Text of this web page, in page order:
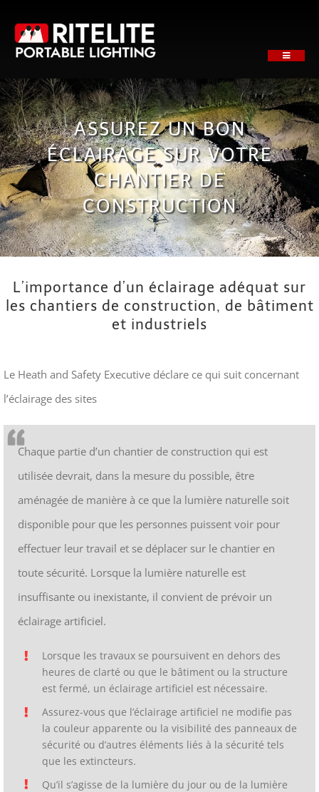
content
Toggle
NOTRE SOCIÉTÉ
PRODUITS
APPLICATIONS
SUPPORT
NEWS
OBTENEZ UN DEVIS
ASSUREZ UN BON
ÉCLAIRAGE SUR VOTRE
CHANTIER DE
CONSTRUCTION
L’importance d’un éclairage adéquat sur
les chantiers de construction, de bâtiment
et industriels
Le Heath and Safety Executive déclare ce qui suit concernant
l’éclairage des sites
Chaque partie d’un chantier de construction qui est
utilisée devrait, dans la mesure du possible, être
aménagée de manière à ce que la lumière naturelle soit
disponible pour que les personnes puissent voir pour
effectuer leur travail et se déplacer sur le chantier en
toute sécurité. Lorsque la lumière naturelle est
insuffisante ou inexistante, il convient de prévoir un
éclairage artificiel.
Lorsque les travaux se poursuivent en dehors des
heures de clarté ou que le bâtiment ou la structure
est fermé, un éclairage artificiel est nécessaire.
Assurez-vous que l’éclairage artificiel ne modifie pas
la couleur apparente ou la visibilité des panneaux de
sécurité ou d’autres éléments liés à la sécurité tels
que les extincteurs.
Qu’il s’agisse de la lumière du jour ou de la lumière